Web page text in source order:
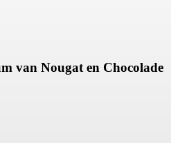
van Nougat en Chocolade